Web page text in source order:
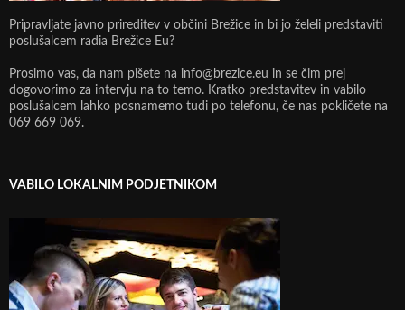
Pripravljate javno prireditev v občini Brežice in bi jo želeli predstaviti
poslušalcem radia Brežice Eu?
Prosimo vas, da nam pišete na info@brezice.eu in se čim prej
dogovorimo za intervju na to temo. Kratko predstavitev in vabilo
poslušalcem lahko posnamemo tudi po telefonu, če nas pokličete na
069 669 069.
VABILO LOKALNIM PODJETNIKOM